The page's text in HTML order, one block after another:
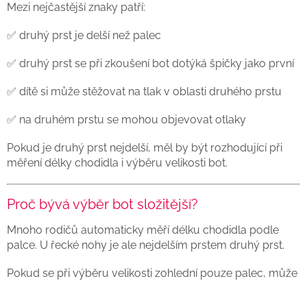
Mezi nejčastější znaky patří:
✅ druhý prst je delší než palec
✅ druhý prst se při zkoušení bot dotýká špičky jako první
✅ dítě si může stěžovat na tlak v oblasti druhého prstu
✅ na druhém prstu se mohou objevovat otlaky
Pokud je druhý prst nejdelší, měl by být rozhodující při
měření délky chodidla i výběru velikosti bot.
Proč bývá výběr bot složitější?
Mnoho rodičů automaticky měří délku chodidla podle
palce. U řecké nohy je ale nejdelším prstem druhý prst.
Pokud se při výběru velikosti zohlední pouze palec, může